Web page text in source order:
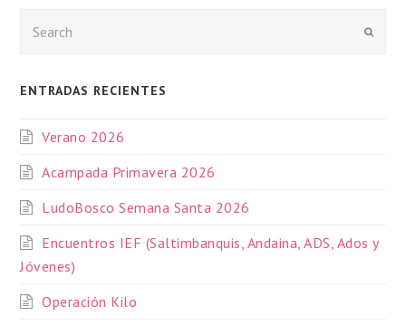
Enviar
ENTRADAS RECIENTES
Verano 2026
Acampada Primavera 2026
LudoBosco Semana Santa 2026
Encuentros IEF (Saltimbanquis, Andaina, ADS, Ados y
Jóvenes)
Operación Kilo